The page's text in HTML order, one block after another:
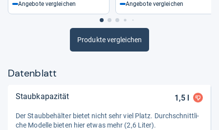
Angebote vergleichen Angebote vergleichen
Produkte vergleichen
Datenblatt
Staubkapazität 1,5l
Der Staub­be­häl­ter bie­tet nicht sehr viel Platz. Durch­schnitt­li­
che Modelle bie­ten hier etwas mehr (2,6 Liter).